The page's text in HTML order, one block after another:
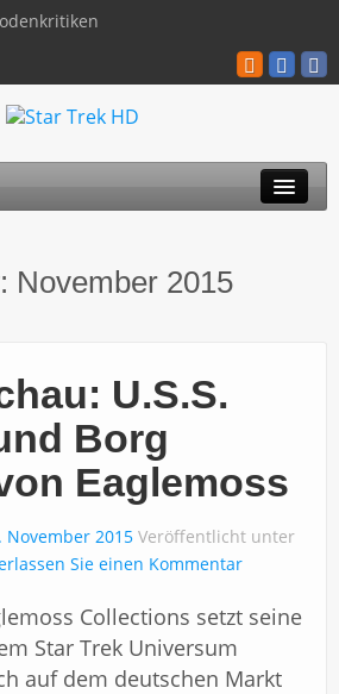
November 2015
U.S.S.
Borg
Eaglemoss
November 2015 Veröffentlicht unter
Sie einen Kommentar
Collections setzt seine
Star Trek Universum
auf dem deutschen Markt